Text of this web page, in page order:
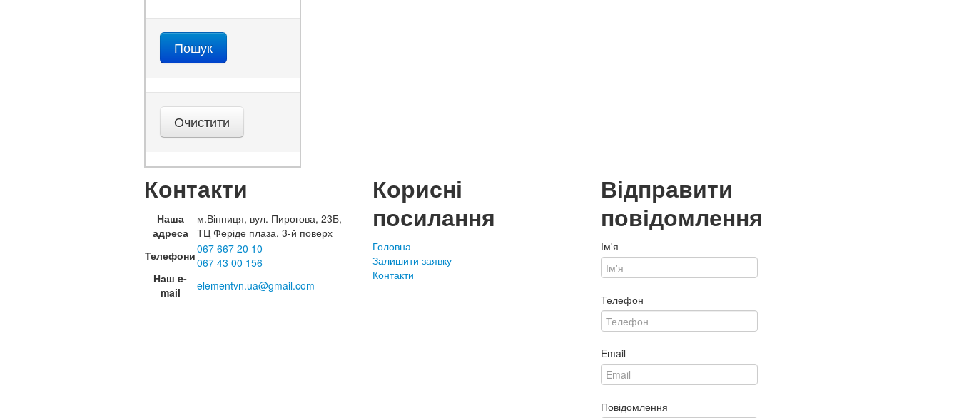
Контакти
Наша
адреса
м.Вінниця, вул. Пирогова, 23Б,
ТЦ Феріде плаза, 3-й поверх
Телефони067 667 20 10
067 43 00 156
Наш e-
mail
elementvn.ua@gmail.com
Корисні
посилання
Головна
Залишити заявку
Контакти
Відправити
повідомлення
Ім'я
Телефон
Email
Повідомлення